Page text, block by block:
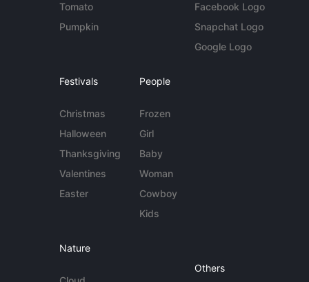
Tomato
Pumpkin
Facebook Logo
Snapchat Logo
Google Logo
Festivals
Christmas
Halloween
Thanksgiving
Valentines
Easter
People
Frozen
Girl
Baby
Woman
Cowboy
Kids
Nature
Others